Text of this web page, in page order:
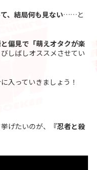
、結局何も見ない……と
偏見で「萌えオタクが楽
しばしオススメさせてい
入っていきましょう！
げたいのが、
『忍者と殺